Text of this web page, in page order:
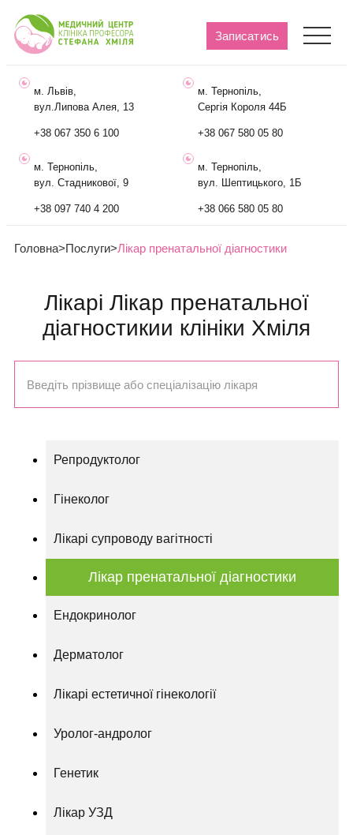
м. Львів,
вул.Липова Алея, 13
+38 067 350 6 100
м. Тернопіль,
Сергія Короля 44Б
+38 067 580 05 80
м. Тернопіль,
вул. Стадникової, 9
+38 097 740 4 200
м. Тернопіль,
вул. Шептицького, 1Б
+38 066 580 05 80
Записатись
Головна>Послуги>Лікар пренатальної діагностики
Лікарі Лікар пренатальної
діагностикии клініки Хміля
Репродуктолог
Гінеколог
Лікарі супроводу вагітності
Лікар пренатальної діагностики
Ендокринолог
Дерматолог
Лікарі естетичної гінекології
Уролог-андролог
Генетик
Лікар УЗД